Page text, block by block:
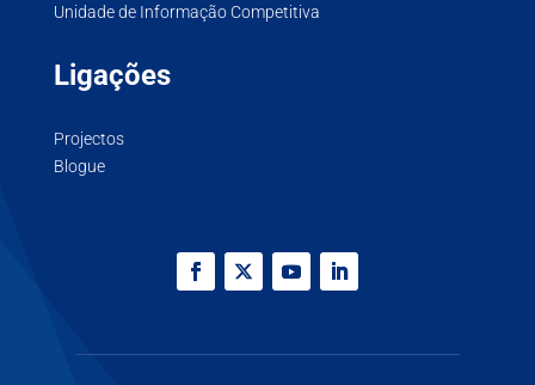
Unidade de Informação Competitiva
Ligações
Projectos
Blogue